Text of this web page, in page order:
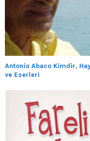
Antonio Abaco Kimdir,
ve Eserleri